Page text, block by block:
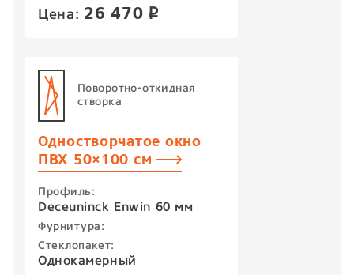
Цена: 26 470 p
Поворотно-откидная
створка
Одностворчатое окно
ПВХ 50×100 см
Профиль:
Deceuninck Enwin 60 мм
Фурнитура:
Стеклопакет:
Однокамерный